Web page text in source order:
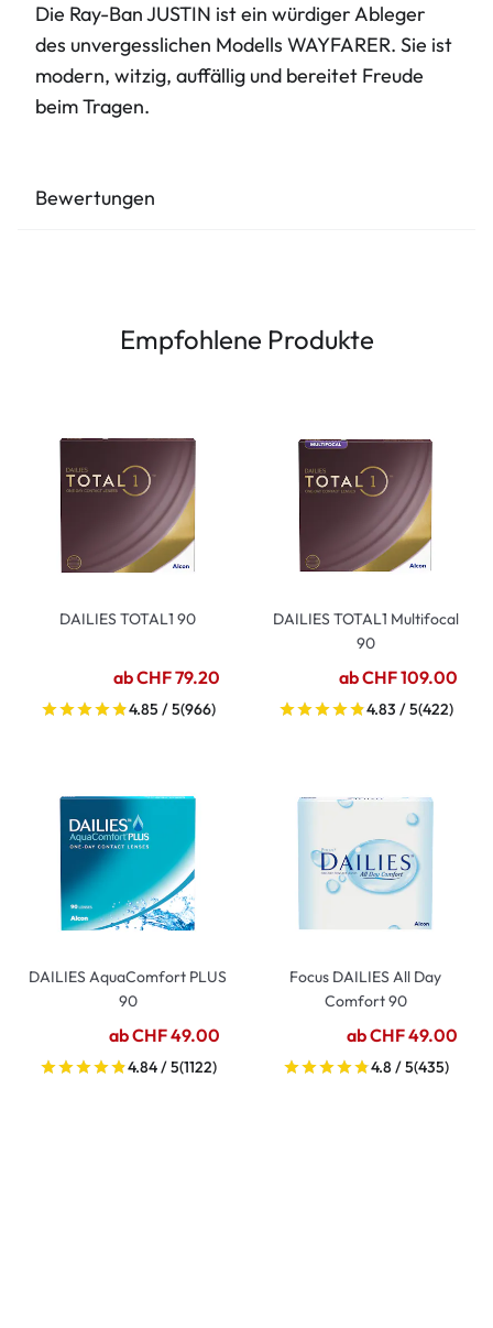
Die Ray-Ban JUSTIN ist ein würdiger Ableger
des unvergesslichen Modells WAYFARER. Sie ist
modern, witzig, auffällig und bereitet Freude
beim Tragen.
Bewertungen
Empfohlene Produkte
DAILIES TOTAL1 90
ab CHF 79.20
4.85 / 5(966)
DAILIES TOTAL1 Multifocal
90
ab CHF 109.00
4.83 / 5(422)
DAILIES AquaComfort PLUS
90
ab CHF 49.00
4.84 / 5(1122)
Focus DAILIES All Day
Comfort 90
ab CHF 49.00
4.8 / 5(435)